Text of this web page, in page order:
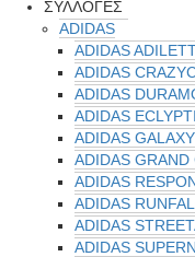
ΣΥΛΛΟΓΕΣ
ADIDAS
ADIDAS
ADIDAS
ADIDAS
ADIDAS
ADIDAS GALAXY
ADIDAS GRAND
ADIDAS
ADIDAS
ADIDAS
ADIDAS